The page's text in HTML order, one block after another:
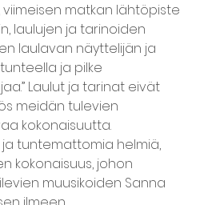
matkan lähtöpiste
laulujen ja tarinoiden
laulavan näyttelijän ja
ja pilke
Laulut ja tarinat eivät
meidän tulevien
kokonaisuutta.
ja tuntemattomia helmiä,
kokonaisuus, johon
muusikoiden Sanna